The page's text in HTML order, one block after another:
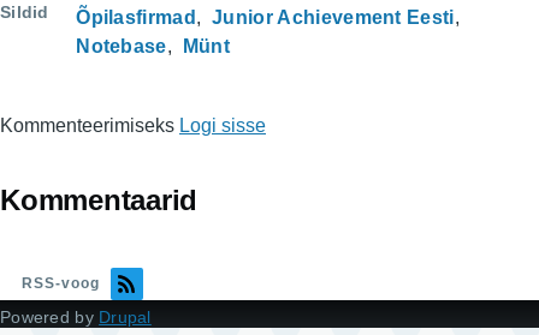
Sildid Õpilasfirmad
Junior Achievement Eesti
Notebase
Münt
Kommenteerimiseks Logi sisse
Kommentaarid
RSS-voog
Powered by Drupal